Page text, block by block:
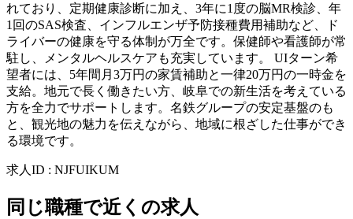
れており、定期健康診断に加え、3年に1度の脳MR検診、年
1回のSAS検査、インフルエンザ予防接種費用補助など、ド
ライバーの健康を守る体制が万全です。保健師や看護師が常
駐し、メンタルヘルスケアも充実しています。 UIターン希
望者には、5年間月3万円の家賃補助と一律20万円の一時金を
支給。地元で長く働きたい方、岐阜での新生活を考えている
方を全力でサポートします。名鉄グループの安定基盤のも
と、観光地の魅力を伝えながら、地域に根ざした仕事ができ
る環境です。
求人ID : NJFUIKUM
同じ職種で近くの求人